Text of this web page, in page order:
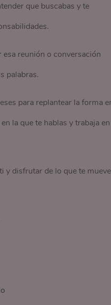
que buscabas y te
reunión o conversación
palabras.
para replantear la forma
la que te hablas y trabaja en
y disfrutar de lo que te